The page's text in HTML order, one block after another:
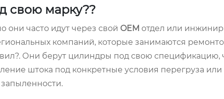
свою марку??
они часто идут через свой OEM отдел или
компаний, которые занимаются
Они берут цилиндры под свою спецификацию,
штока под конкретные условия перегруза